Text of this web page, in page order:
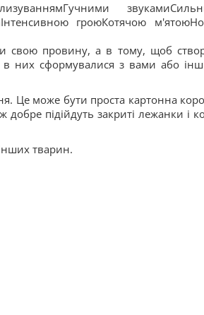
гроюКотячою
свою провину, а в тому, щоб
в них сформувалися з вами або
Це може бути проста картонна
підійдуть закриті лежанки і
тварин.